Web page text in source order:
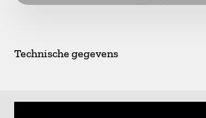
Technische gegevens